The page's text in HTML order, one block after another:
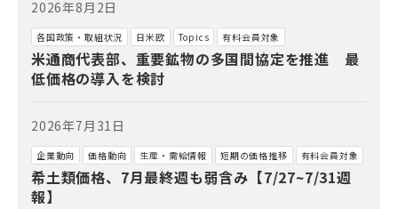
2026年8月2日
各国政策・取組状況 日米欧 Topics 有料会員対象
米通商代表部、重要鉱物の多国間協定を推進 最
低価格の導入を検討
2026年7月31日
企業動向 価格動向 生産・需給情報 短期の価格推移 有料会員対象
希土類価格、7月最終週も弱含み【7/27~7/31週
報】